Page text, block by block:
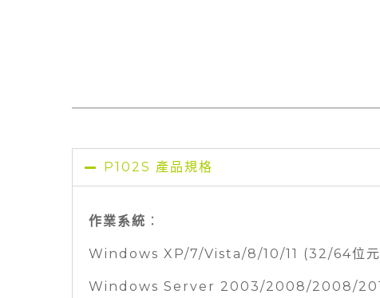
P102S 產品規格
作業系統 ：
Windows XP/7/Vista/8/10/11 (32/64位
Windows Server 2003/2008/2008/